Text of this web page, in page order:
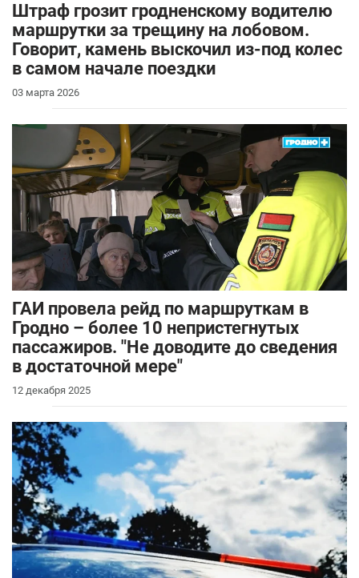
Штраф грозит гродненскому водителю
маршрутки за трещину на лобовом.
Говорит, камень выскочил из-под колес
в самом начале поездки
03 марта 2026
ГАИ провела рейд по маршруткам в
Гродно – более 10 непристегнутых
пассажиров. "Не доводите до сведения
в достаточной мере"
12 декабря 2025